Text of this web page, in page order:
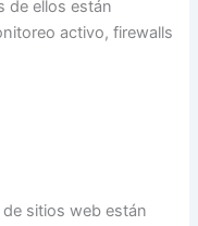
de ellos están
activo, firewalls
sitios web están